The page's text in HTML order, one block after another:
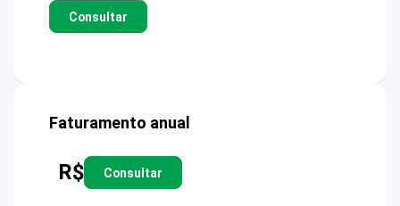
Consultar
Faturamento anual
R$ Consultar